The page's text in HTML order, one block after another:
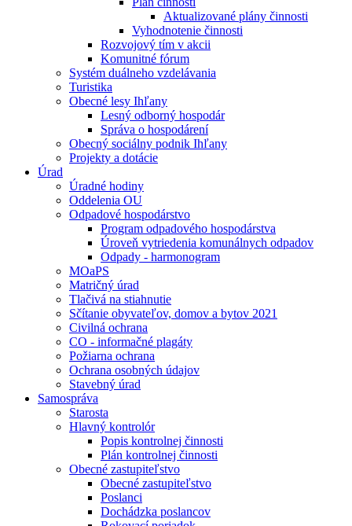
Aktualizované plány činnosti
Vyhodnotenie činnosti
Rozvojový tím v akcii
Komunitné fórum
Systém duálneho vzdelávania
Turistika
Obecné lesy Ihľany
Lesný odborný hospodár
Správa o hospodárení
Obecný sociálny podnik Ihľany
Projekty a dotácie
Úrad
Úradné hodiny
Oddelenia OU
Odpadové hospodárstvo
Program odpadového hospodárstva
Úroveň vytriedenia komunálnych odpadov
Odpady - harmonogram
MOaPS
Matričný úrad
Tlačivá na stiahnutie
Sčítanie obyvateľov, domov a bytov 2021
Civilná ochrana
CO - informačné plagáty
Požiarna ochrana
Ochrana osobných údajov
Stavebný úrad
Samospráva
Starosta
Hlavný kontrolór
Popis kontrolnej činnosti
Plán kontrolnej činnosti
Obecné zastupiteľstvo
Obecné zastupiteľstvo
Poslanci
Dochádzka poslancov